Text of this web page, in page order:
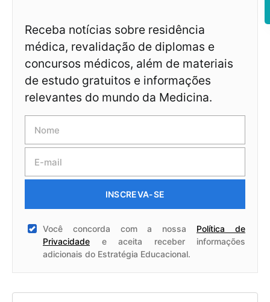
Receba notícias sobre residência
médica, revalidação de diplomas e
concursos médicos, além de materiais
de estudo gratuitos e informações
relevantes do mundo da Medicina.
INSCREVA-SE
Você concorda com a nossa Política de
Privacidade e aceita receber informações
adicionais do Estratégia Educacional.